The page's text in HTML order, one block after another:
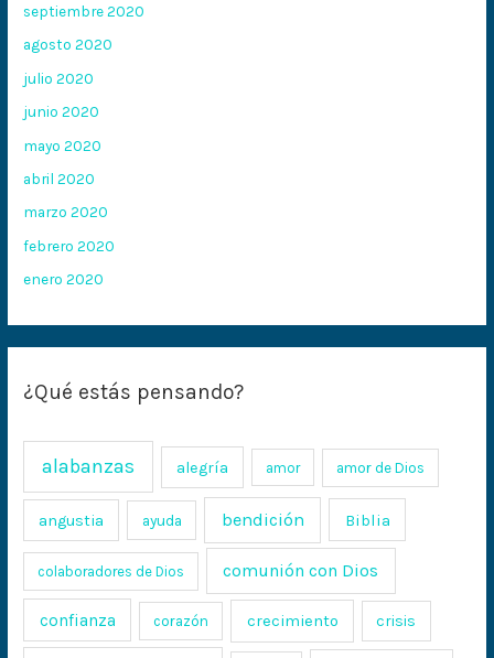
septiembre 2020
agosto 2020
julio 2020
junio 2020
mayo 2020
abril 2020
marzo 2020
febrero 2020
enero 2020
¿Qué estás pensando?
alabanzas alegría amor amor de Dios
angustia ayuda bendición Biblia
colaboradores de Dios comunión con Dios
confianza corazón crecimiento crisis